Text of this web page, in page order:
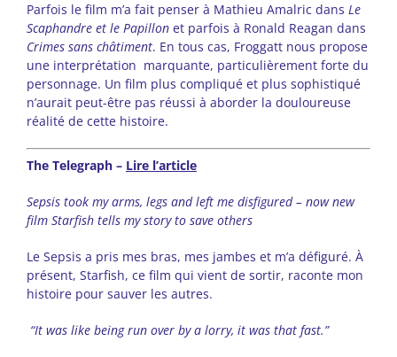
Parfois le film m’a fait penser à Mathieu Amalric dans Le
Scaphandre et le Papillon et parfois à Ronald Reagan dans
Crimes sans châtiment. En tous cas, Froggatt nous propose
une interprétation marquante, particulièrement forte du
personnage. Un film plus compliqué et plus sophistiqué
n’aurait peut-être pas réussi à aborder la douloureuse
réalité de cette histoire.
The Telegraph – Lire l’article
Sepsis took my arms, legs and left me disfigured – now new
film Starfish tells my story to save others
Le Sepsis a pris mes bras, mes jambes et m’a défiguré. À
présent, Starfish, ce film qui vient de sortir, raconte mon
histoire pour sauver les autres.
“It was like being run over by a lorry, it was that fast.”